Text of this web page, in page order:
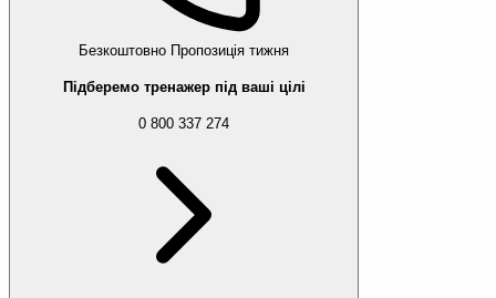
Безкоштовно Пропозиція тижня
Підберемо тренажер під ваші цілі
0 800 337 274